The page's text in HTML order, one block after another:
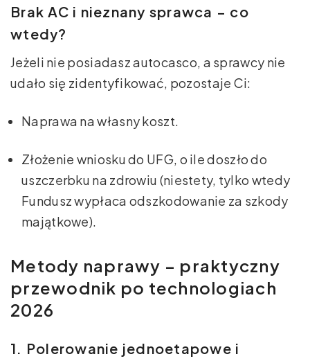
Brak AC i nieznany sprawca – co
wtedy?
Jeżeli nie posiadasz autocasco, a sprawcy nie
udało się zidentyfikować, pozostaje Ci:
Naprawa na własny koszt.
Złożenie wniosku do UFG, o ile doszło do
uszczerbku na zdrowiu (niestety, tylko wtedy
Fundusz wypłaca odszkodowanie za szkody
majątkowe).
Metody naprawy – praktyczny
przewodnik po technologiach
2026
1. Polerowanie jednoetapowe i